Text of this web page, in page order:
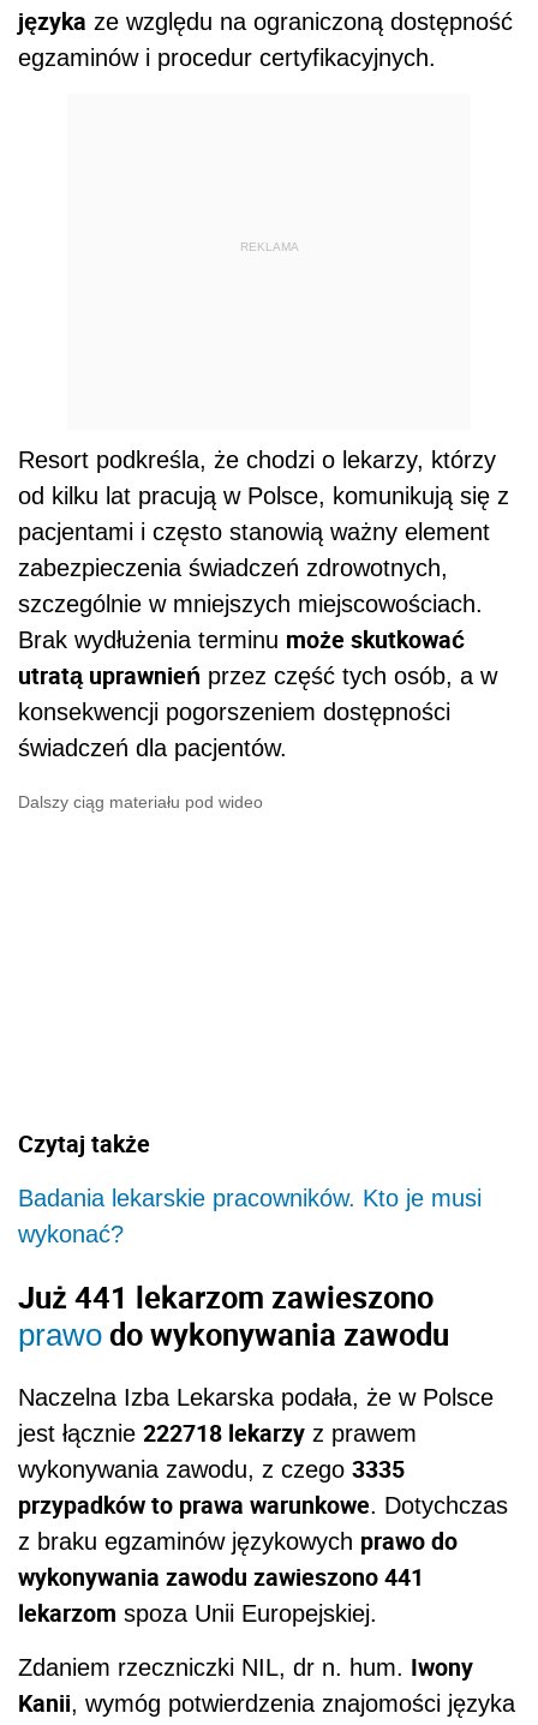
języka ze względu na ograniczoną dostępność
egzaminów i procedur certyfikacyjnych.
REKLAMA
Resort podkreśla, że chodzi o lekarzy, którzy
od kilku lat pracują w Polsce, komunikują się z
pacjentami i często stanowią ważny element
zabezpieczenia świadczeń zdrowotnych,
szczególnie w mniejszych miejscowościach.
Brak wydłużenia terminu może skutkować
utratą uprawnień przez część tych osób, a w
konsekwencji pogorszeniem dostępności
świadczeń dla pacjentów.
Dalszy ciąg materiału pod wideo
Czytaj także
Badania lekarskie pracowników. Kto je musi
wykonać?
Już 441 lekarzom zawieszono
prawo do wykonywania zawodu
Naczelna Izba Lekarska podała, że w Polsce
jest łącznie 222718 lekarzy z prawem
wykonywania zawodu, z czego 3335
przypadków to prawa warunkowe. Dotychczas
z braku egzaminów językowych prawo do
wykonywania zawodu zawieszono 441
lekarzom spoza Unii Europejskiej.
Zdaniem rzeczniczki NIL, dr n. hum. Iwony
Kanii, wymóg potwierdzenia znajomości języka